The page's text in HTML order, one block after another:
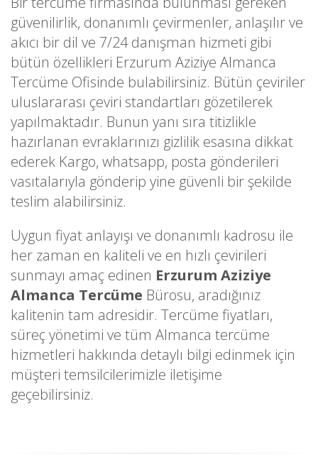
güvenilirlik, donanımlı çevirmenler, anlaşılır ve
akıcı bir dil ve 7/24 danışman hizmeti gibi
bütün özellikleri Erzurum Aziziye Almanca
Tercüme Ofisinde bulabilirsiniz. Bütün çeviriler
uluslararası çeviri standartları gözetilerek
yapılmaktadır. Bunun yanı sıra titizlikle
hazırlanan evraklarınızı gizlilik esasına dikkat
ederek Kargo, whatsapp, posta gönderileri
vasıtalarıyla gönderip yine güvenli bir şekilde
teslim alabilirsiniz.
Uygun fiyat anlayışı ve donanımlı kadrosu ile
her zaman en kaliteli ve en hızlı çevirileri
sunmayı amaç edinen Erzurum Aziziye
Almanca Tercüme Bürosu, aradığınız
kalitenin tam adresidir. Tercüme fiyatları,
süreç yönetimi ve tüm Almanca tercüme
hizmetleri hakkında detaylı bilgi edinmek için
müşteri temsilcilerimizle iletişime
geçebilirsiniz.